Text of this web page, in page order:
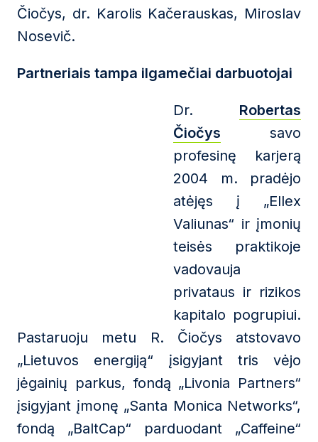
Čiočys, dr. Karolis Kačerauskas, Miroslav
Nosevič.
Partneriais tampa ilgamečiai darbuotojai
Dr. Robertas
Čiočys savo
profesinę karjerą
2004 m. pradėjo
atėjęs į „Ellex
Valiunas“ ir įmonių
teisės praktikoje
vadovauja
privataus ir rizikos
kapitalo pogrupiui.
Pastaruoju metu R. Čiočys atstovavo
„Lietuvos energiją“ įsigyjant tris vėjo
jėgainių parkus, fondą „Livonia Partners“
įsigyjant įmonę „Santa Monica Networks“,
fondą „BaltCap“ parduodant „Caffeine“